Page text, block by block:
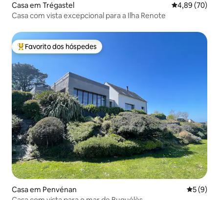
Casa em Trégastel Classificação
4,89 (70)
Casa com vista excepcional para a Ilha Renote
Favoritos dos hóspedes mais apreciados
Favorito dos hóspedes
Casa em Penvénan
5 (9)